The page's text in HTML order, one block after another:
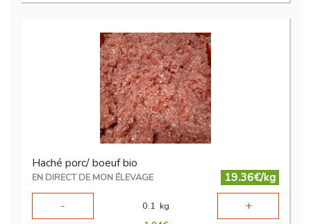
Haché porc/ boeuf bio
EN DIRECT DE MON ÉLEVAGE
19.36€/kg
-
0.1 kg +